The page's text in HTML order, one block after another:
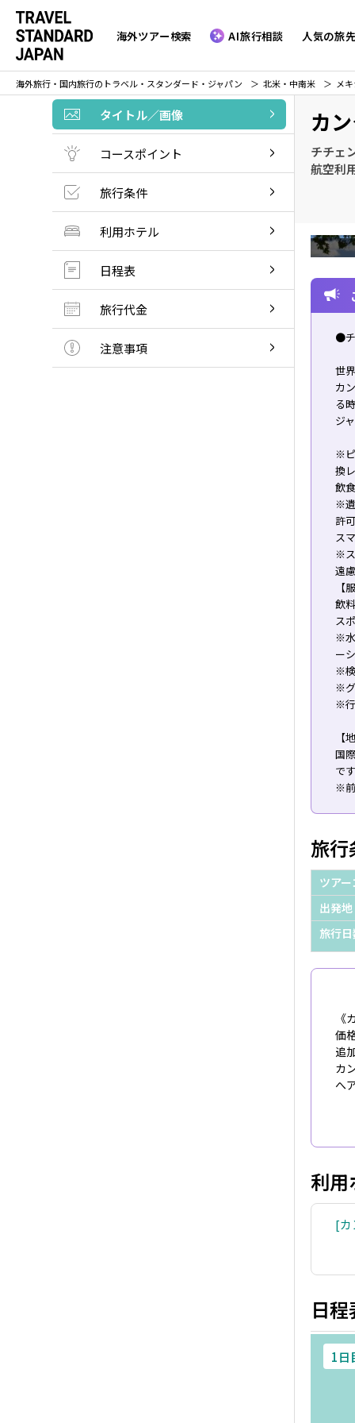
海外ツアー検索 AI旅行相談 人気の旅
海外旅行・国内旅行のトラベル・スタンダード・ジャパン 北米・中南米 メ
タイトル／画像
コースポイント
旅行条件
利用ホテル
日程表
旅行代金
注意事項
カ
チチェ
航空利
●チ
世
カ
る
ジ
※
換
飲
※
許
ス
※
遠
【
飲
ス
※
ー
※
※
※
【
国
で
※
旅行
ツア
出発地
旅行
《
価
追
カ
へ
利用
日程
1日